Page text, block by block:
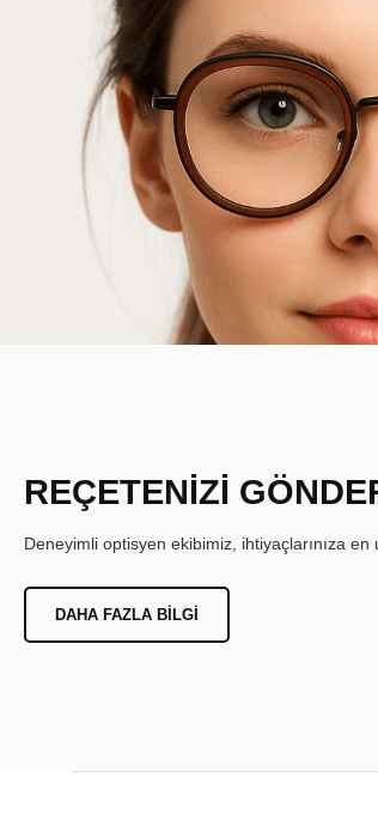
REÇETENİZİ
Deneyimli optisyen ekibimiz, ihtiyaçlarınıza
DAHA FAZLA BILGI